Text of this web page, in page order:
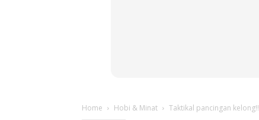
Home Hobi & Minat Taktikal pancingan kelong!!